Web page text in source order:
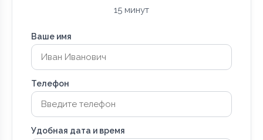
15 минут
Ваше имя
Телефон
Удобная дата и время